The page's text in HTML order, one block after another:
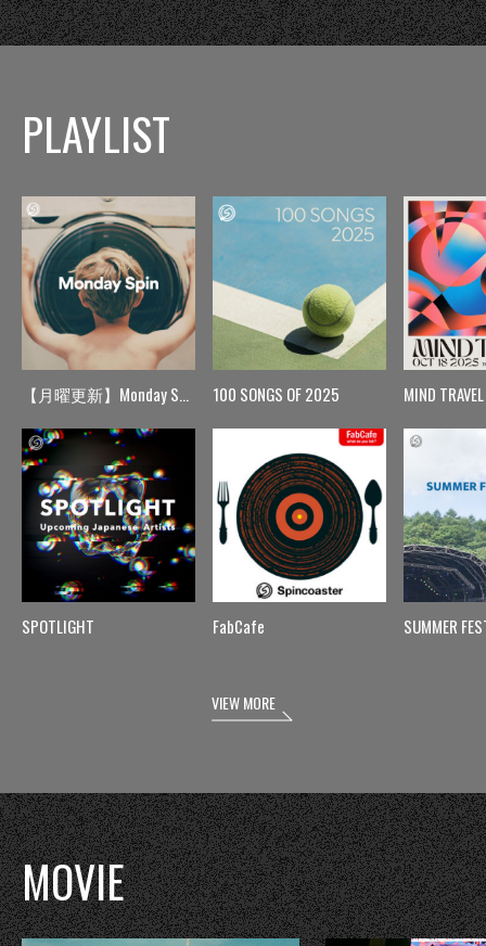
PLAYLIST
【月曜更新】Monday Spin
SPOTLIGHT
100 SONGS OF 2025
FabCafe
MIND TRAVEL
SUMMER
VIEW MORE
MOVIE